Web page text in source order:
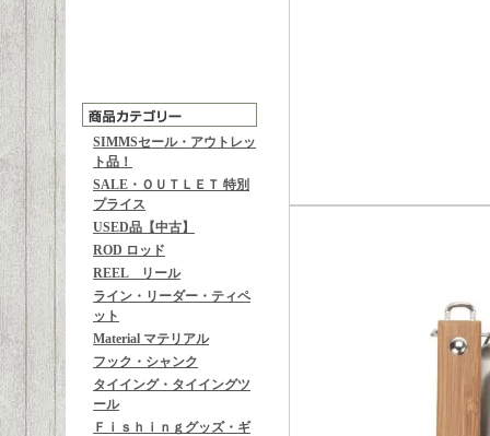
SIMMSセール・アウトレッ
ト品！
SALE・ＯＵＴＬＥＴ 特別
プライス
USED品【中古】
ROD ロッド
REEL リール
ライン・リーダー・ティペ
ット
Material マテリアル
フック・シャンク
タイイング・タイイングツ
ール
Ｆｉｓｈｉｎｇグッズ・ギ